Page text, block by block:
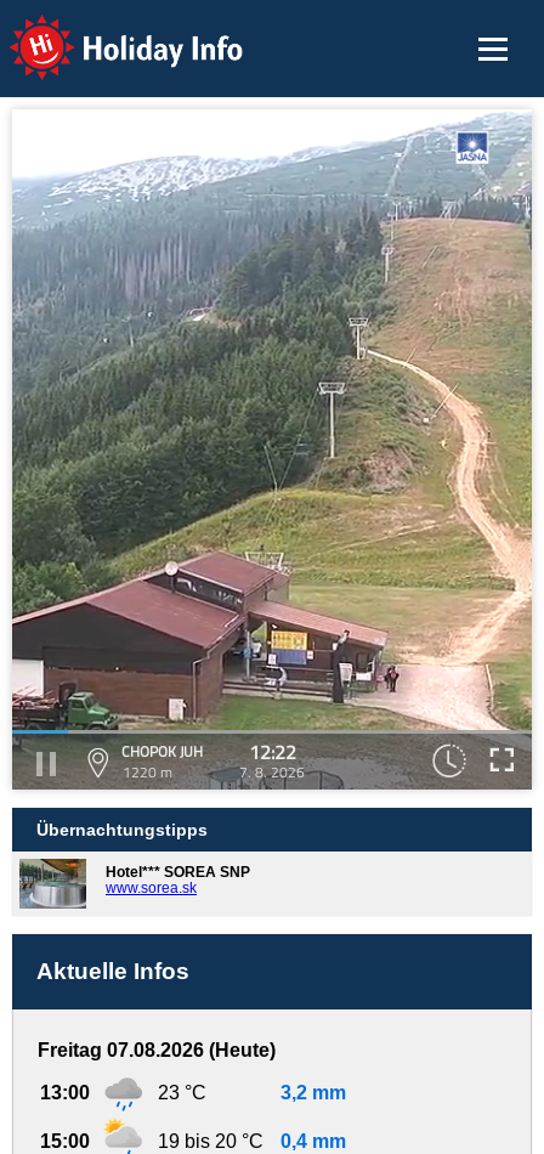
Holiday Info
CHOPOK JUH
1220 m
12:22
7. 8. 2026
Übernachtungstipps
Hotel*** SOREA SNP
www.sorea.sk
Aktuelle Infos
Freitag 07.08.2026 (Heute)
13:00 23 °C 3,2 mm
15:00 19 bis 20 °C 0,4 mm